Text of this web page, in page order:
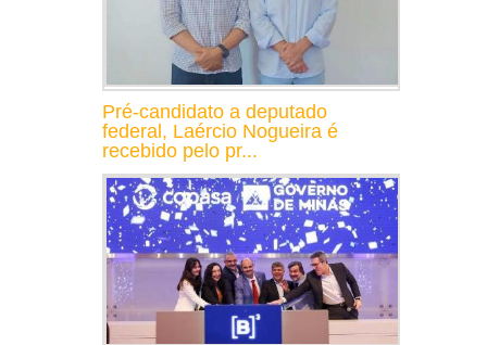
Pré-candidato a deputado
federal, Laércio Nogueira é
recebido pelo pr...